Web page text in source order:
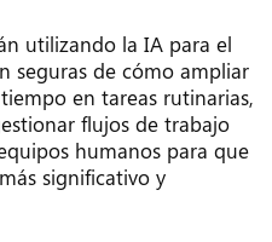
utilizando la IA para el
seguras de cómo ampliar
en tareas rutinarias,
flujos de trabajo
humanos para que
significativo y